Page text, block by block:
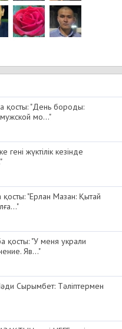
қосты: "День бороды:
мо..."
жүктілік кезінде
"Ерлан Мазан: Қытай
қосты: "У меня украли
Яв..."
Сырымбет: Тәліптермен